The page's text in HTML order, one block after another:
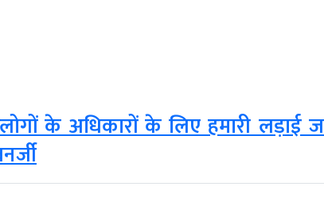
के अधिकारों के लिए हमारी लड़ाई